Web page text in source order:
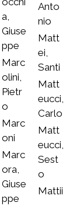
a,
Giuse
ppe
Marc
olini,
Pietr
o
Marc
oni
Marc
ora,
Giuse
ppe
Anto
nio
Matt
ei,
Santi
Matt
eucci,
Carlo
Matt
eucci,
Sest
o
Mattii